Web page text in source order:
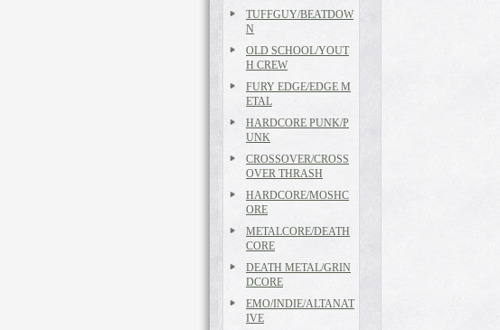
TUFFGUY/BEATDOW
N
OLD SCHOOL/YOUT
H CREW
FURY EDGE/EDGE M
ETAL
HARDCORE PUNK/P
UNK
CROSSOVER/CROSS
OVER THRASH
HARDCORE/MOSHC
ORE
METALCORE/DEATH
CORE
DEATH METAL/GRIN
DCORE
EMO/INDIE/ALTANAT
IVE